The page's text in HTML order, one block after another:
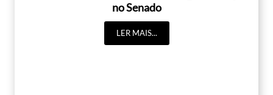
no Senado
LER MAIS...